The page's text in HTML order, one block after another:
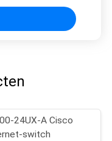
24UX-A Cisco
switch